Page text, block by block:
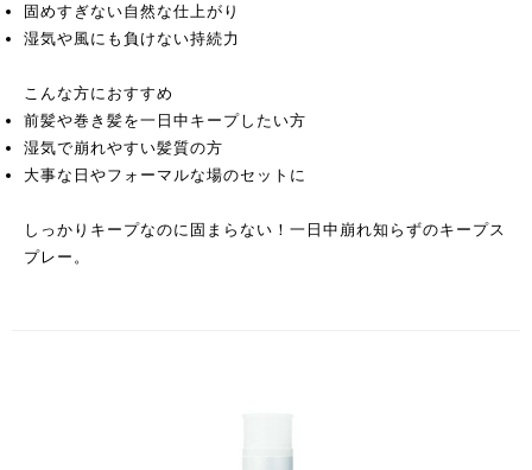
固めすぎない自然な仕上がり
湿気や風にも負けない持続力
こんな方におすすめ
前髪や巻き髪を一日中キープしたい方
湿気で崩れやすい髪質の方
大事な日やフォーマルな場のセットに
しっかりキープなのに固まらない！一日中崩れ知らずのキープス
プレー。